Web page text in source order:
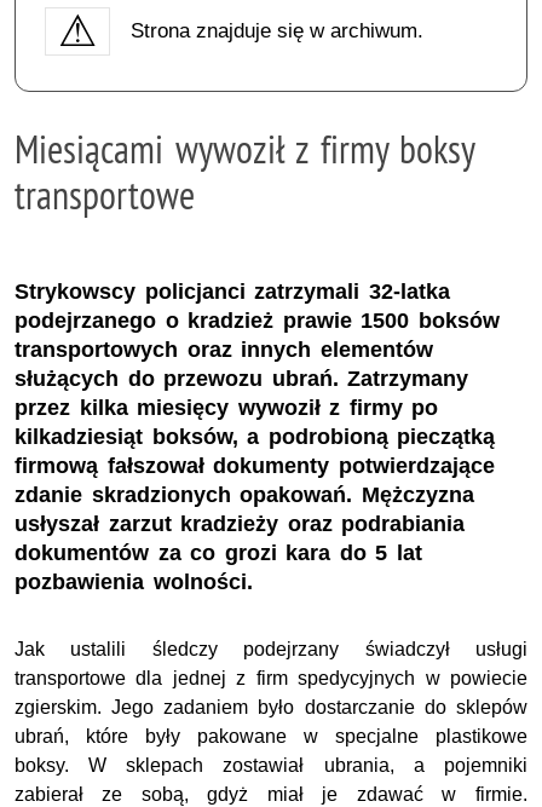
Strona znajduje się w archiwum.
Miesiącami wywoził z firmy boksy
transportowe
Strykowscy policjanci zatrzymali 32-latka
podejrzanego o kradzież prawie 1500 boksów
transportowych oraz innych elementów
służących do przewozu ubrań. Zatrzymany
przez kilka miesięcy wywoził z firmy po
kilkadziesiąt boksów, a podrobioną pieczątką
firmową fałszował dokumenty potwierdzające
zdanie skradzionych opakowań. Mężczyzna
usłyszał zarzut kradzieży oraz podrabiania
dokumentów za co grozi kara do 5 lat
pozbawienia wolności.
Jak ustalili śledczy podejrzany świadczył usługi
transportowe dla jednej z firm spedycyjnych w powiecie
zgierskim. Jego zadaniem było dostarczanie do sklepów
ubrań, które były pakowane w specjalne plastikowe
boksy. W sklepach zostawiał ubrania, a pojemniki
zabierał ze sobą, gdyż miał je zdawać w firmie.